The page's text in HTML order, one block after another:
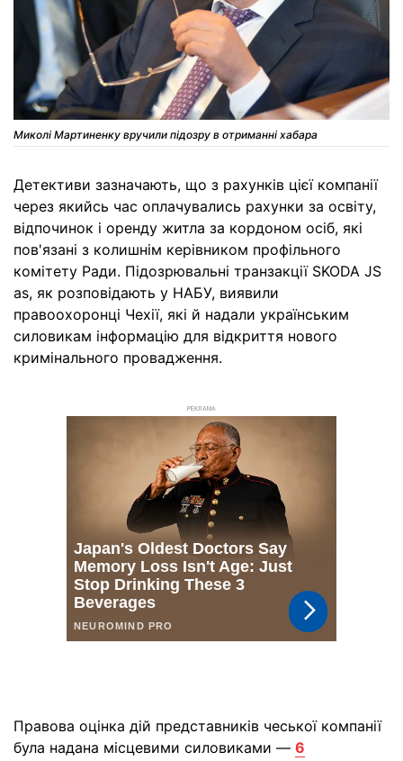
Миколі Мартиненку вручили підозру в отриманні хабара
Детективи зазначають, що з рахунків цієї компанії
через якийсь час оплачувались рахунки за освіту,
відпочинок і оренду житла за кордоном осіб, які
пов'язані з колишнім керівником профільного
комітету Ради. Підозрювальні транзакції SKODA JS
as, як розповідають у НАБУ, виявили
правоохоронці Чехії, які й надали українським
силовикам інформацію для відкриття нового
кримінального провадження.
РЕКЛАМА
Правова оцінка дій представників чеської компанії
була надана місцевими силовиками — 6